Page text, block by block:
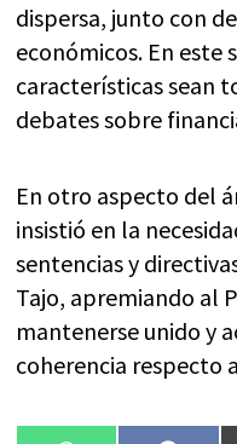
dispersa, junto con
económicos. En este
características sean
debates sobre
En otro aspecto del
insistió en la
sentencias y
Tajo, apremiando al
mantenerse unido y
coherencia respecto